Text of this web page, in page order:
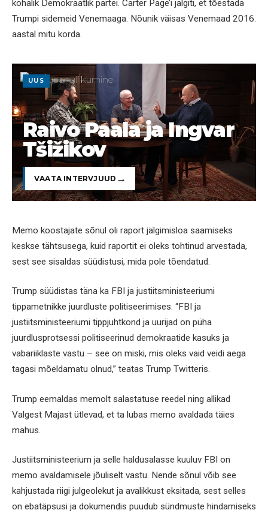
kohalik Demokraatlik partei. Carter Page’i jälgiti, et tõestada
Trumpi sidemeid Venemaaga. Nõunik väisas Venemaad 2016.
aastal mitu korda.
UUS
Raivo Paala ja Ingvar
Tšižikov
VAATA INTERVJUUD
Memo koostajate sõnul oli raport jälgimisloa saamiseks
keskse tähtsusega, kuid raportit ei oleks tohtinud arvestada,
sest see sisaldas süüdistusi, mida pole tõendatud.
Trump süüdistas täna ka FBI ja justiitsministeeriumi
tippametnikke juurdluste politiseerimises. “FBI ja
justiitsministeeriumi tippjuhtkond ja uurijad on püha
juurdlusprotsessi politiseerinud demokraatide kasuks ja
vabariiklaste vastu – see on miski, mis oleks vaid veidi aega
tagasi mõeldamatu olnud,” teatas Trump Twitteris.
Trump eemaldas memolt salastatuse reedel ning allikad
Valgest Majast ütlevad, et ta lubas memo avaldada täies
mahus.
Justiitsministeerium ja selle haldusalasse kuuluv FBI on
memo avaldamisele jõuliselt vastu. Nende sõnul võib see
kahjustada riigi julgeolekut ja avalikkust eksitada, sest selles
on ebatäpsusi ja dokumendis puudub sündmuste hindamiseks